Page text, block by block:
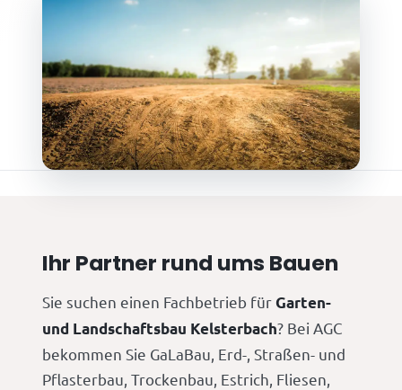
Ihr Partner rund ums Bauen
Sie suchen einen Fachbetrieb fürGarten-
und Landschaftsbau Kelsterbach? Bei AGC
bekommen Sie GaLaBau, Erd-, Straßen- und
Pflasterbau, Trockenbau, Estrich, Fliesen,